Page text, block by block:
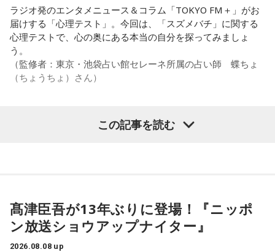
間は時代的に増えていますね」とリアルな実情を明かしま
す。
また、有吉は「吉本（興業）は縦がちゃんとしているじゃ
ん。それは養成所でもそういう教えがあるんだろうし、先輩
からも受け継がれるからだと思うんだよね」と他事務所と比
番組Webサイト： https://jfn-pods.com/program/27400
音声コンテンツプラットフォーム「JFN Pods」ではスペシャ
ル音声も配信中！
ラジオ発のエンタメニュース＆コラム「TOKYO FM＋」がお
届けする「心理テスト」。今回は、「スズメバチ」に関する
心理テストで、心の奥にある本当の自分を探ってみましょ
う。
（監修者：東京・池袋占い館セレーネ所属の占い師 蝶ちょ
（ちょうちょ）さん）
ふと見ると、あなたは無我夢中で、あるものを握りしめてい
ました。
それは何でしたか？次の中から近いものを1つ選んでくださ
この記事を読む
髙津臣吾が13年ぶりに登場！『ニッポ
ン放送ショウアップナイター』
2026.08.08 up